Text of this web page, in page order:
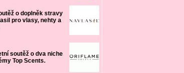
o doplněk stravy
pro vlasy, nehty a
soutěž o dva niche
Top Scents.